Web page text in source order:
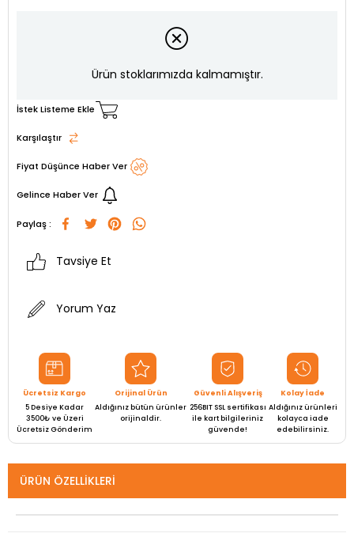
Ürün stoklarımızda kalmamıştır.
İstek Listeme Ekle
Karşılaştır
Fiyat Düşünce Haber Ver
Gelince Haber Ver
Paylaş :
Tavsiye Et
Yorum Yaz
Ücretsiz Kargo
5 Desiye Kadar
3500₺ ve Üzeri
Ücretsiz Gönderim
Orijinal Ürün
Aldığınız bütün ürünler
orijinaldir.
Güvenli Alışveriş
256BIT SSL sertifikası
ile kart bilgileriniz
güvende!
Kolay İade
Aldığınız ürünleri
kolayca iade
edebilirsiniz.
ÜRÜN ÖZELLIKLERI